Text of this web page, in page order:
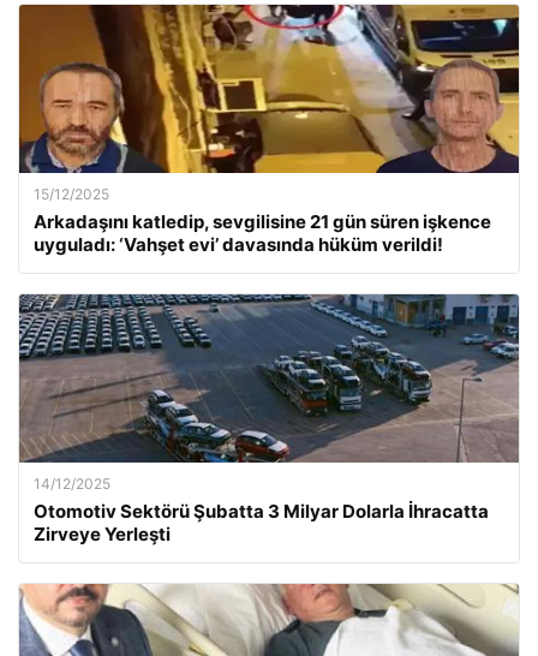
15/12/2025
Arkadaşını katledip, sevgilisine 21 gün süren işkence
uyguladı: ‘Vahşet evi’ davasında hüküm verildi!
14/12/2025
Otomotiv Sektörü Şubatta 3 Milyar Dolarla İhracatta
Zirveye Yerleşti